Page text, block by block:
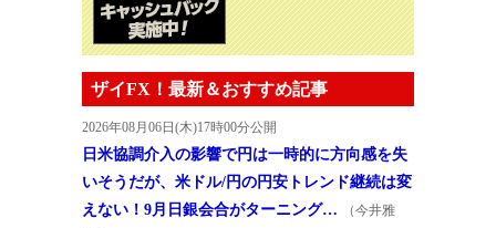
ザイFX！最新＆おすすめ記事
2026年08月06日(木)17時00分公開
日米協調介入の影響で円は一時的に方向感を失
いそうだが、米ドル/円の円安トレンド継続は変
えない！9月日銀会合がターニング…
（今井雅